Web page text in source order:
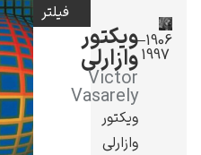
سالوادور دالی
فریدا کالوا
کلود مونه
1906–
1997
ویکتور
وازارلی
Victor
Vasarely
ویکتور
وازارلی
فیلتر